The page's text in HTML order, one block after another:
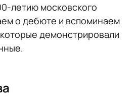
летию московского
о дебюте и вспоминаем
демонстрировали